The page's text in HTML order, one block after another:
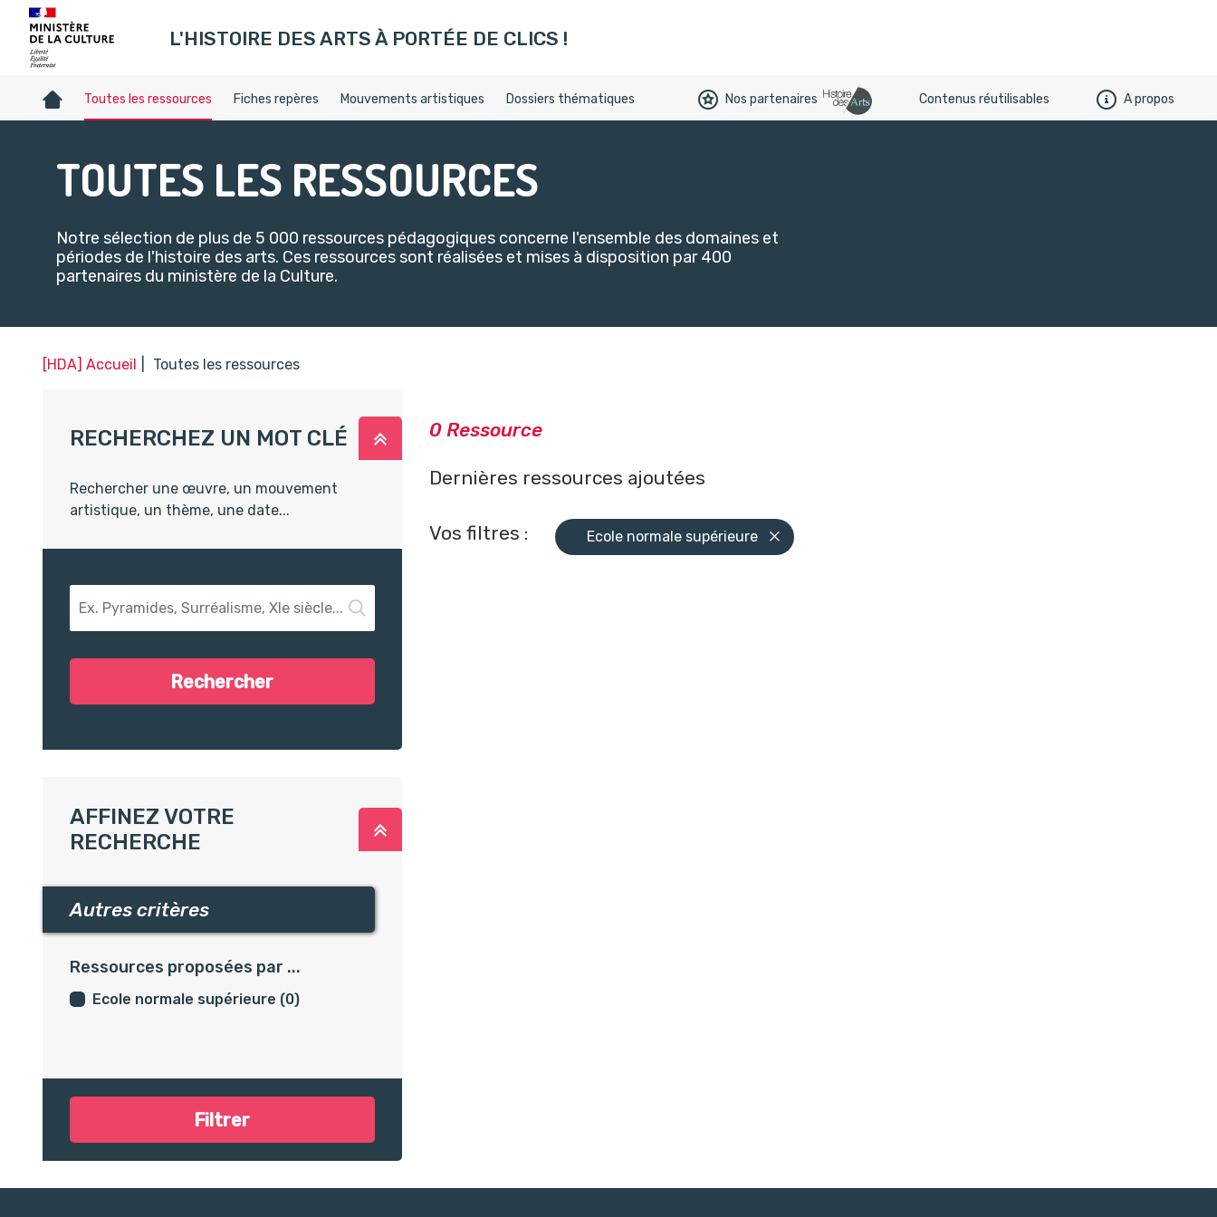
L'HISTOIRE DES ARTS À PORTÉE DE CLICS !
Accueil Toutes les ressources Fiches repères Mouvements artistiques Dossiers thématiques Nos partenaires Contenus réutilisables A propos
TOUTES LES RESSOURCES
Notre sélection de plus de 5 000 ressources pédagogiques concerne l'ensemble des domaines et
périodes de l'histoire des arts. Ces ressources sont réalisées et mises à disposition par 400
partenaires du ministère de la Culture.​
[HDA] Accueil Toutes les ressources
RECHERCHEZ UN MOT CLÉ RÉDUIRE LE CONTENU
Rechercher une œuvre, un mouvement
artistique, un thème, une date...
Rechercher
AFFINEZ VOTRE
RECHERCHE
RÉDUIRE LE CONTENU
Autres critères
Ressources proposées par ...
Ecole normale supérieure (0)
Filtrer
0 Ressource
Dernières ressources ajoutées
Vos filtres : Ecole normale supérieure
Gestion de vos préférences sur les témoins de connexion (cookies)